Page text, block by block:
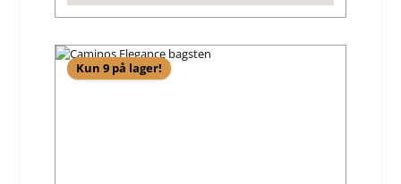
Kun 9 på lager!